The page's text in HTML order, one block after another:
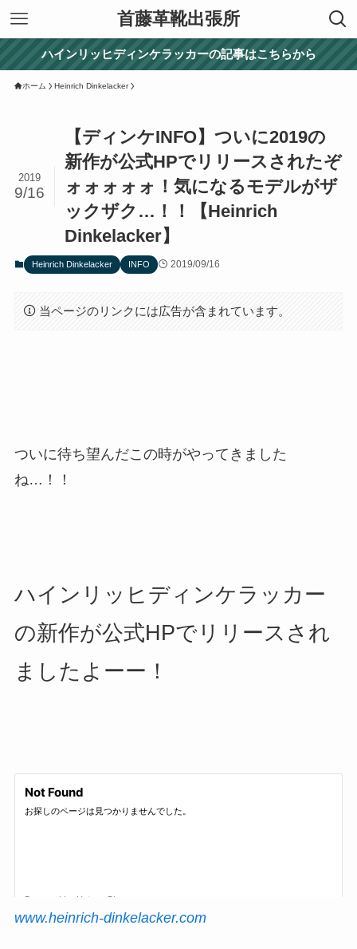
首藤革靴出張所
ハインリッヒディンケラッカーの記事はこちらから
ホーム Heinrich Dinkelacker
【ディンケINFO】ついに2019の
新作が公式HPでリリースされたぞ
ォォォォォ！気になるモデルがザ
ックザク…！！【Heinrich
Dinkelacker】
2019
9/16
Heinrich Dinkelacker INFO 2019/09/16
当ページのリンクには広告が含まれています。
ついに待ち望んだこの時がやってきました
ね…！！
ハインリッヒディンケラッカー
の新作が公式HPでリリースされ
ましたよーー！
www.heinrich-dinkelacker.com